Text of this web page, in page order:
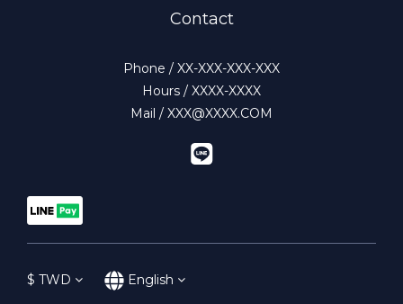
Contact
Phone / XX-XXX-XXX-XXX
Hours / XXXX-XXXX
Mail / XXX@XXXX.COM
$ TWD English